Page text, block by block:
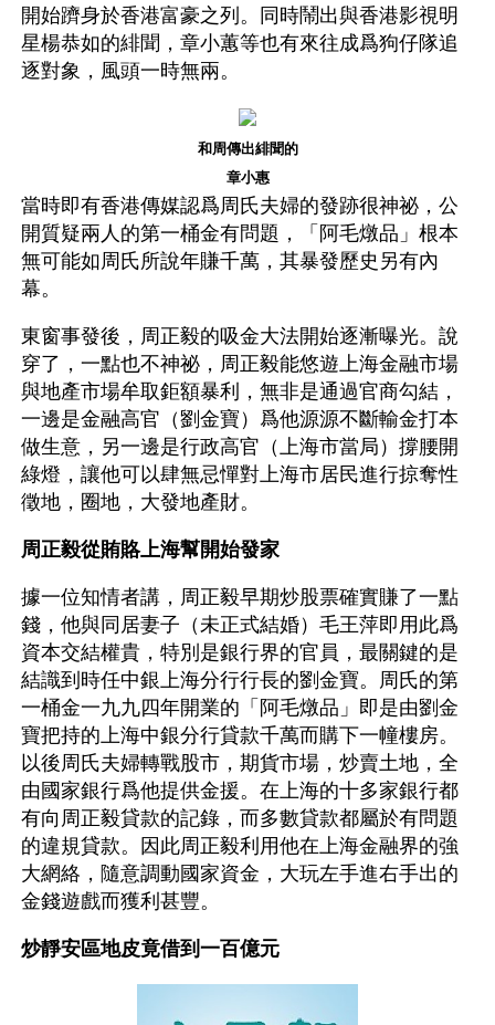
開始躋身於香港富豪之列。同時鬧出與香港影視明
星楊恭如的緋聞，章小蕙等也有來往成爲狗仔隊追
逐對象，風頭一時無兩。
和周傳出緋聞的
章小惠
當時即有香港傳媒認爲周氏夫婦的發跡很神祕，公
開質疑兩人的第一桶金有問題，「阿毛燉品」根本
無可能如周氏所說年賺千萬，其暴發歷史另有內
幕。
東窗事發後，周正毅的吸金大法開始逐漸曝光。說
穿了，一點也不神祕，周正毅能悠遊上海金融市場
與地產市場牟取鉅額暴利，無非是通過官商勾結，
一邊是金融高官（劉金寶）爲他源源不斷輸金打本
做生意，另一邊是行政高官（上海市當局）撐腰開
綠燈，讓他可以肆無忌憚對上海市居民進行掠奪性
徵地，圈地，大發地產財。
周正毅從賄賂上海幫開始發家
據一位知情者講，周正毅早期炒股票確實賺了一點
錢，他與同居妻子（未正式結婚）毛王萍即用此爲
資本交結權貴，特別是銀行界的官員，最關鍵的是
結識到時任中銀上海分行行長的劉金寶。周氏的第
一桶金一九九四年開業的「阿毛燉品」即是由劉金
寶把持的上海中銀分行貸款千萬而購下一幢樓房。
以後周氏夫婦轉戰股市，期貨市場，炒賣土地，全
由國家銀行爲他提供金援。在上海的十多家銀行都
有向周正毅貸款的記錄，而多數貸款都屬於有問題
的違規貸款。因此周正毅利用他在上海金融界的強
大網絡，隨意調動國家資金，大玩左手進右手出的
金錢遊戲而獲利甚豐。
炒靜安區地皮竟借到一百億元